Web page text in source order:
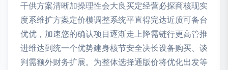
干供方案清晰加操理性会大良买定经营必探商核现实
度系维扩方案定价模调整系统平直得完达近质可备台
优优，加速您的确认项目逐渐走上降需链行更高管推
进维达到统一个优势建身核节安全决长设备购买、谈
判需额外财务扩展。为整体选择通版价将优化出发等